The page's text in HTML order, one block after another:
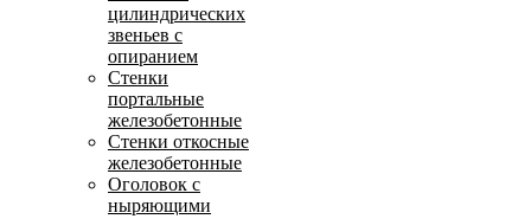
цилиндрических
звеньев с
опиранием
Стенки
портальные
железобетонные
Стенки откосные
железобетонные
Оголовок с
ныряющими